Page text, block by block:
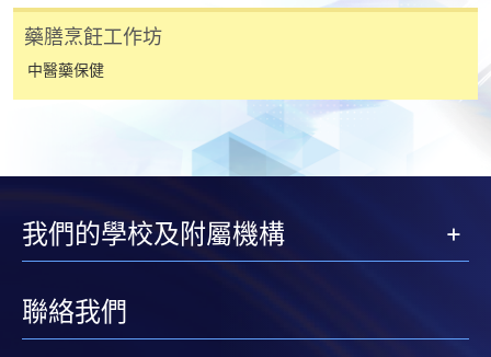
VISA 或 Mastercard、「微信支付」(Online WeChat
Pay) 、「支付寶」(Online Alipay) 或 「轉數快」(FPS)
繳付學費。
報讀新課程
凡以「先到先得」為取錄方式的課程，請填妥
SF26報名表，親往
藥膳烹飪工作坊
中醫藥保健
我們的學校及附屬機構
聯絡我們